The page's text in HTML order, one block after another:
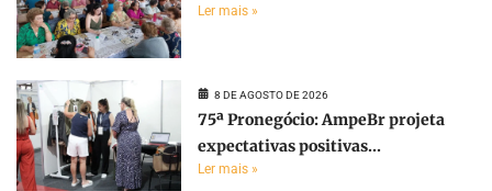
Ler mais »
8 DE AGOSTO DE 2026
75ª Pronegócio: AmpeBr projeta
expectativas positivas...
Ler mais »